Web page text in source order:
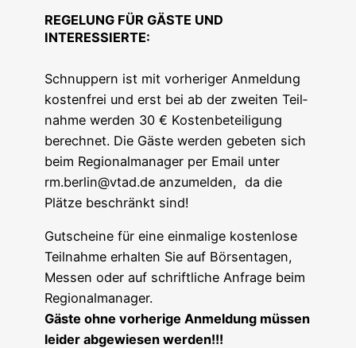
REGELUNG FÜR GÄSTE UND
INTERESSIERTE:
Schnup­pern ist mit vor­he­ri­ger Anmel­dung
kos­ten­frei und erst bei ab der zwei­ten Teil­
nah­me wer­den 30 € Kos­ten­be­tei­li­gung
berech­net. Die Gäs­te wer­den gebe­ten sich
beim Regio­nal­ma­na­ger per Email unter
rm.berlin@vtad.de anzu­mel­den, da die
Plät­ze beschränkt sind!
Gut­schei­ne für eine ein­ma­li­ge kos­ten­lo­se
Teil­nah­me erhal­ten Sie auf Bör­sen­ta­gen,
Mes­sen oder auf schrift­li­che Anfra­ge beim
Regionalmanager.
Gäs­te ohne vor­he­ri­ge Anmel­dung müs­sen
lei­der abge­wie­sen werden!!!